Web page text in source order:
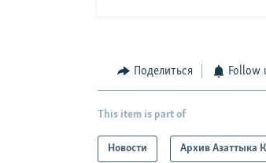
Поделиться Follow
This item is part of
Новости Архив Азаттыка